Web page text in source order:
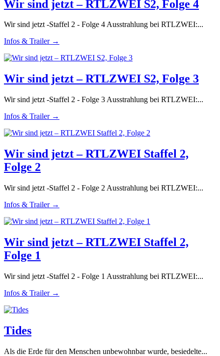
Wir sind jetzt – RTLZWEI S2, Folge 4
Wir sind jetzt -Staffel 2 - Folge 4 Ausstrahlung bei RTLZWEI:...
Infos & Trailer →
Wir sind jetzt – RTLZWEI S2, Folge 3
Wir sind jetzt -Staffel 2 - Folge 3 Ausstrahlung bei RTLZWEI:...
Infos & Trailer →
Wir sind jetzt – RTLZWEI Staffel 2,
Folge 2
Wir sind jetzt -Staffel 2 - Folge 2 Ausstrahlung bei RTLZWEI:...
Infos & Trailer →
Wir sind jetzt – RTLZWEI Staffel 2,
Folge 1
Wir sind jetzt -Staffel 2 - Folge 1 Ausstrahlung bei RTLZWEI:...
Infos & Trailer →
Tides
Als die Erde für den Menschen unbewohnbar wurde, besiedelte...